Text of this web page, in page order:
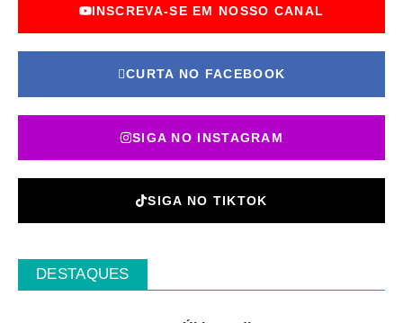
INSCREVA-SE EM NOSSO CANAL
CURTA NO FACEBOOK
SIGA NO INSTAGRAM
SIGA NO TIKTOK
DESTAQUES